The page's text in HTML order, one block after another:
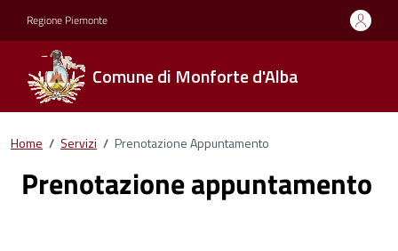
Regione Piemonte
Comune di Monforte d'Alba
Home / Servizi / Prenotazione Appuntamento
Prenotazione appuntamento